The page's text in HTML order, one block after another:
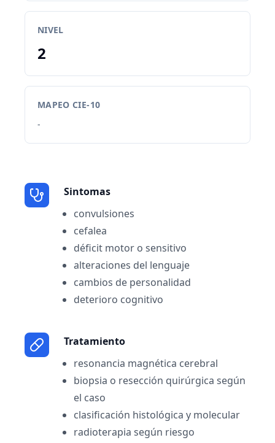
NIVEL
2
MAPEO CIE-10
-
Sintomas
convulsiones
cefalea
déficit motor o sensitivo
alteraciones del lenguaje
cambios de personalidad
deterioro cognitivo
Tratamiento
resonancia magnética cerebral
biopsia o resección quirúrgica según
el caso
clasificación histológica y molecular
radioterapia según riesgo